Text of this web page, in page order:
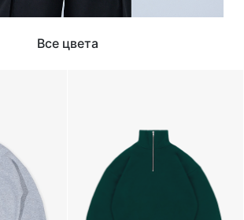
Все цвета